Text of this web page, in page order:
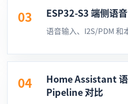
03 ESP32-S3 端侧语
语音输入、I2S/PDM 和
04
Home Assistant
Pipeline 对比